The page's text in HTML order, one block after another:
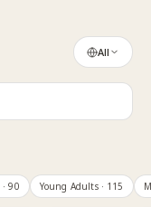
All
· 90 Young Adults· 115